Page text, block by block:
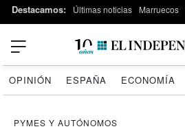
Destacamos: Últimas noticias Marruecos
OPINIÓN ESPAÑA ECONOMÍA
PYMES Y AUTÓNOMOS